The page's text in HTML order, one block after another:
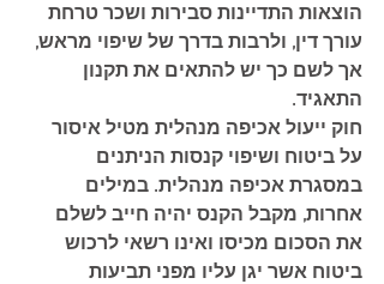
הוצאות התדיינות סבירות ושכר טרחת
עורך דין, ולרבות בדרך של שיפוי מראש,
אך לשם כך יש להתאים את תקנון
התאגיד.
חוק ייעול אכיפה מנהלית מטיל איסור
על ביטוח ושיפוי קנסות הניתנים
במסגרת אכיפה מנהלית. במילים
אחרות, מקבל הקנס יהיה חייב לשלם
את הסכום מכיסו ואינו רשאי לרכוש
ביטוח אשר יגן עליו מפני תביעות